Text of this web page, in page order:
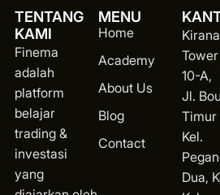
TENTANG
KAMI
Finema
adalah
platform
belajar
trading &
investasi
yang
MENU
Home
Academy
About Us
Blog
Contact
10-A,
Jl.
Timur
Kel.
Dua,